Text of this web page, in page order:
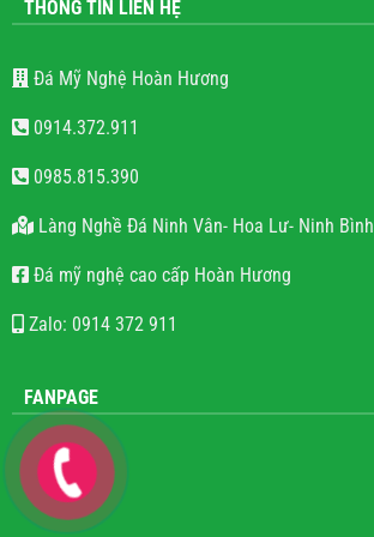
THÔNG TIN LIÊN HỆ
Đá Mỹ Nghệ Hoàn Hương
0914.372.911
0985.815.390
Làng Nghề Đá Ninh Vân- Hoa Lư- Ninh Bình
Đá mỹ nghệ cao cấp Hoàn Hương
Zalo: 0914 372 911
FANPAGE